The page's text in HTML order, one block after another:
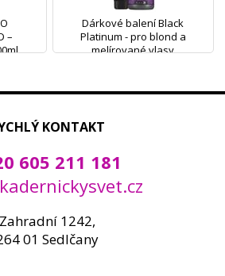
–
Dárkové balení Black
Platinum - pro blond a
melírované vlasy
KONTAKT
605 211 181
Zahradní 1242,
01 Sedlčany